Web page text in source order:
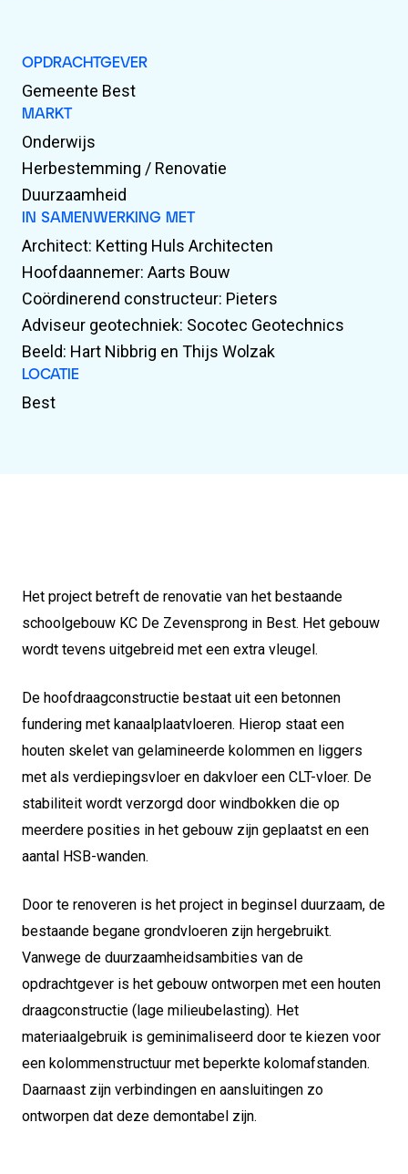
OPDRACHTGEVER
Gemeente Best
MARKT
Onderwijs
Herbestemming / Renovatie
Duurzaamheid
IN SAMENWERKING MET
Architect: Ketting Huls Architecten
Hoofdaannemer: Aarts Bouw
Coördinerend constructeur: Pieters
Adviseur geotechniek: Socotec Geotechnics
Beeld: Hart Nibbrig en Thijs Wolzak
LOCATIE
Best
Het project betreft de renovatie van het bestaande
schoolgebouw KC De Zevensprong in Best. Het gebouw
wordt tevens uitgebreid met een extra vleugel.
De hoofdraagconstructie bestaat uit een betonnen
fundering met kanaalplaatvloeren. Hierop staat een
houten skelet van gelamineerde kolommen en liggers
met als verdiepingsvloer en dakvloer een CLT-vloer. De
stabiliteit wordt verzorgd door windbokken die op
meerdere posities in het gebouw zijn geplaatst en een
aantal HSB-wanden.
Door te renoveren is het project in beginsel duurzaam, de
bestaande begane grondvloeren zijn hergebruikt.
Vanwege de duurzaamheidsambities van de
opdrachtgever is het gebouw ontworpen met een houten
draagconstructie (lage milieubelasting). Het
materiaalgebruik is geminimaliseerd door te kiezen voor
een kolommenstructuur met beperkte kolomafstanden.
Daarnaast zijn verbindingen en aansluitingen zo
ontworpen dat deze demontabel zijn.